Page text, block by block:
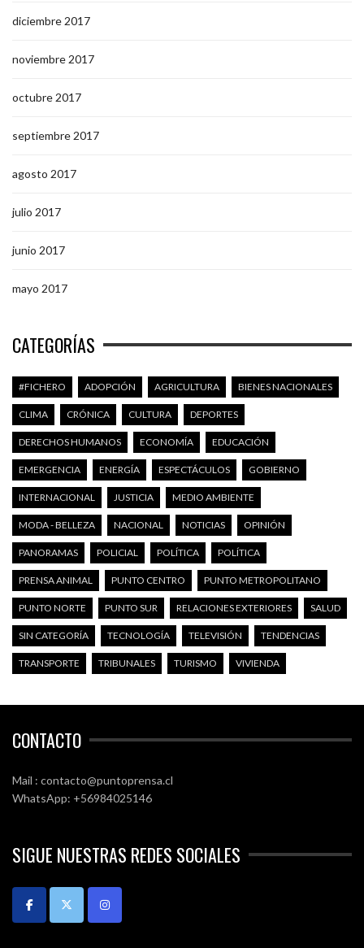
diciembre 2017
noviembre 2017
octubre 2017
septiembre 2017
agosto 2017
julio 2017
junio 2017
mayo 2017
CATEGORÍAS
#FICHERO ADOPCIÓN AGRICULTURA BIENES NACIONALES
CLIMA CRÓNICA CULTURA DEPORTES
DERECHOS HUMANOS ECONOMÍA EDUCACIÓN
EMERGENCIA ENERGÍA ESPECTÁCULOS GOBIERNO
INTERNACIONAL JUSTICIA MEDIO AMBIENTE
MODA - BELLEZA NACIONAL NOTICIAS OPINIÓN
PANORAMAS POLICIAL POLÍTICA POLÍTICA
PRENSA ANIMAL PUNTO CENTRO PUNTO METROPOLITANO
PUNTO NORTE PUNTO SUR RELACIONES EXTERIORES SALUD
SIN CATEGORÍA TECNOLOGÍA TELEVISIÓN TENDENCIAS
TRANSPORTE TRIBUNALES TURISMO VIVIENDA
CONTACTO
Mail : contacto@puntoprensa.cl
WhatsApp: +56984025146
SIGUE NUESTRAS REDES SOCIALES